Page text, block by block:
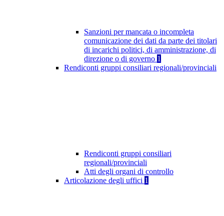
Sanzioni per mancata o incompleta
comunicazione dei dati da parte dei titolari
di incarichi politici, di amministrazione, di
direzione o di governo 1
Rendiconti gruppi consiliari regionali/provinciali
Rendiconti gruppi consiliari
regionali/provinciali
Atti degli organi di controllo
Articolazione degli uffici 1